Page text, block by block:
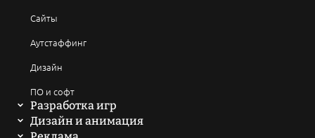
Сайты
Аутстаффинг
Дизайн
ПО и софт
Разработка игр
Мобильные игры
Дизайн и анимация